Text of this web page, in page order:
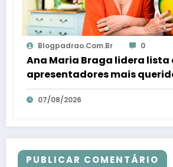
Blogpadrao.com.br 0
Ana Maria Braga lidera lista
apresentadores mais
veja ranking – Em Dia ES
07/08/2026
PUBLICAR COMENTÁRIO